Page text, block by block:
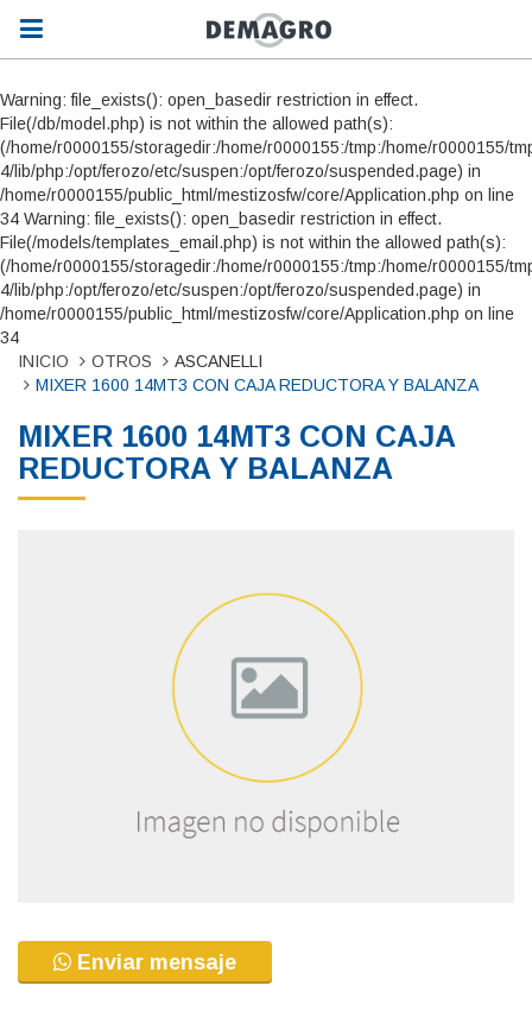
Warning: file_exists(): open_basedir restriction in effect.
File(/db/model.php) is not within the allowed path(s):
(/home/r0000155/storagedir:/home/r0000155:/tmp:/home/r0000155/
4/lib/php:/opt/ferozo/etc/suspen:/opt/ferozo/suspended.page) in
/home/r0000155/public_html/mestizosfw/core/Application.php on line
34 Warning: file_exists(): open_basedir restriction in effect.
File(/models/templates_email.php) is not within the allowed path(s):
(/home/r0000155/storagedir:/home/r0000155:/tmp:/home/r0000155/
4/lib/php:/opt/ferozo/etc/suspen:/opt/ferozo/suspended.page) in
/home/r0000155/public_html/mestizosfw/core/Application.php on line
34
INICIO
OTROS
ASCANELLI
MIXER 1600 14MT3 CON CAJA REDUCTORA Y BALANZA
MIXER 1600 14MT3 CON CAJA
REDUCTORA Y BALANZA
Enviar mensaje